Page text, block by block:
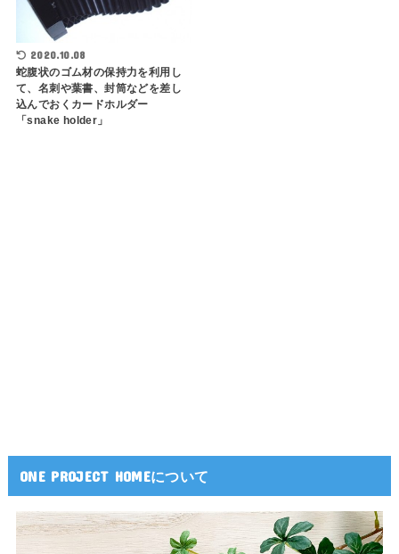
2020.10.08
蛇腹状のゴム材の保持力を利用し
て、名刺や葉書、封筒などを差し
込んでおくカードホルダー
「snake holder」
ONE PROJECT HOMEについて